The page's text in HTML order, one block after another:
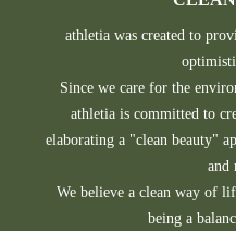
athletia was created to
Since we care for the
athletia is committed to
elaborating a "clean beauty"
and
We believe a clean way of
being a